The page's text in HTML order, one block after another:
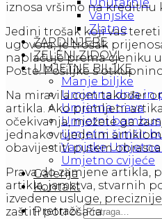
Vanjske
Zlatne
ŽARDINJERE
ZELENI ZIDOVI
UMJETNE BILJKE
Manje biljke
Umjetna drva in
Umjetna trava
Umjetni bambus
Umjetni šimšir
Vanjske
Umjetno cvijeće
Galerija
Kontakt
Pretraži:
iznosa vršimo na kreditnu
Jedini trošak koji vas
ugovora, je trošak
naplačuje prema cjeniku
Pošte. Pošiljke s
Na miravila.com također
artikla. Ako primljeni
očekivanja, možete ga
jednakovrijednim
obavijestiti putem
Prava do zamjene artikla,
artikla, jamstva, stvarnih
izvedene usluge,
zaštiti potrošaća.